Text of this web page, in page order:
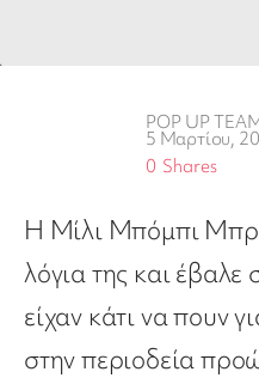
POP UP
5 Μαρτίου,
Shares
0
Η Μίλι Μπόμπι
λόγια της και
είχαν κάτι να πουν
στην περιοδεία